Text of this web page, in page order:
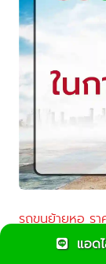
รถขนย้ายหอ รา
แอดไ